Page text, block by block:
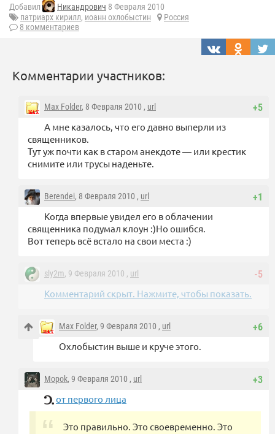
Добавил Никандрович 8 Февраля 2010
патриарх кирилл, иоанн охлобыстин
Россия
8 комментариев
Комментарии участников:
+5
Max Folder, 8 Февраля 2010 , url
А мне казалось, что его давно выперли из
священников.
Тут уж почти как в старом анекдоте — или крестик
снимите или трусы наденьте.
+1
Berendei, 8 Февраля 2010 , url
Когда впервые увидел его в облачении
священника подумал клоун :)Но ошибся.
Вот теперь всё встало на свои места :)
-5
sly2m, 9 Февраля 2010 , url
Комментарий скрыт. Нажмите, чтобы показать.
+6
Max Folder, 9 Февраля 2010 , url
Охлобыстин выше и круче этого.
+3
Mopok, 9 Февраля 2010 , url
от первого лица
Это правильно. Это своевременно. Это